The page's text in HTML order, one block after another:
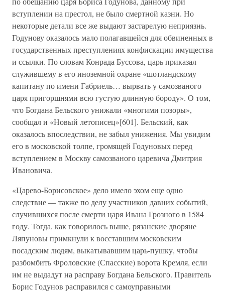
вступлении на престол, не было смертной казни. Но
некоторые детали все же выдают застарелую неприязнь.
Годунову оказалось мало полагавшейся для обвиненных в
государственных преступлениях конфискации имущества
и ссылки. По словам Конрада Буссова, царь приказал
служившему в его иноземной охране «шотландскому
капитану по имени Габриель… вырвать у самозваного
царя пригоршнями всю густую длинную бороду». О том,
что Богдана Бельского унижали «многими позоры»,
сообщал и «Новый летописец»[601]. Бельский, как
оказалось впоследствии, не забыл унижения. Мы увидим
его в московской толпе, громящей Годуновых перед
вступлением в Москву самозваного царевича Дмитрия
Ивановича.
«Царево-Борисовское» дело имело эхом еще одно
следствие — также по делу участников давних событий,
случившихся после смерти царя Ивана Грозного в 1584
году. Тогда, как говорилось выше, рязанские дворяне
Ляпуновы примкнули к восставшим московским
посадским людям, выкатывавшим царь-пушку, чтобы
разбомбить Фроловские (Спасские) ворота Кремля, если
им не выдадут на расправу Богдана Бельского. Правитель
Борис Годунов расправился с самоуправными